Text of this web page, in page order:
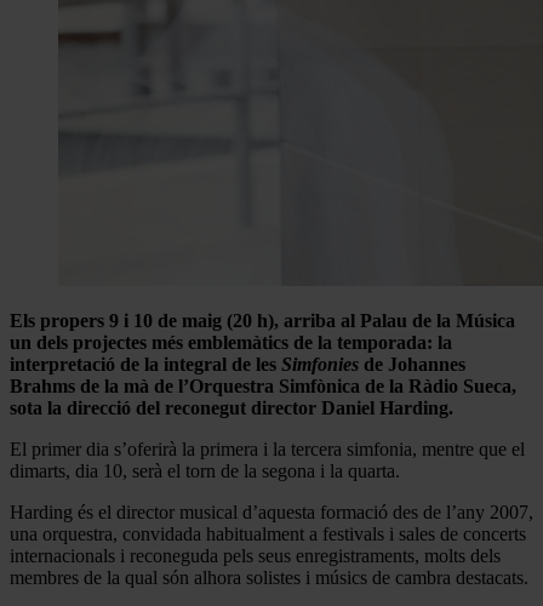
Els propers 9 i 10 de maig (20 h), arriba al Palau de la Música
un dels projectes més emblemàtics de la temporada: la
interpretació de la integral de les Simfonies de Johannes
Brahms de la mà de l’Orquestra Simfònica de la Ràdio Sueca,
sota la direcció del reconegut director Daniel Harding.
El primer dia s’oferirà la primera i la tercera simfonia, mentre que el
dimarts, dia 10, serà el torn de la segona i la quarta.
Harding és el director musical d’aquesta formació des de l’any 2007,
una orquestra, convidada habitualment a festivals i sales de concerts
internacionals i reconeguda pels seus enregistraments, molts dels
membres de la qual són alhora solistes i músics de cambra destacats.